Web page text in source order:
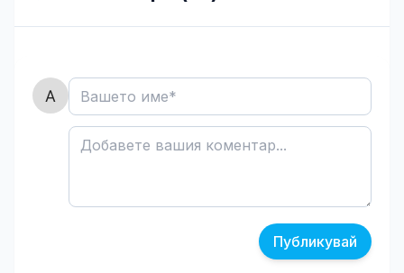
Публикувай